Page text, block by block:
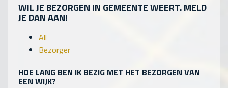
WIL JE BEZORGEN IN GEMEENTE WEERT. MELD
JE DAN AAN!
All
Bezorger
HOE LANG BEN IK BEZIG MET HET BEZORGEN VAN
EEN WIJK?